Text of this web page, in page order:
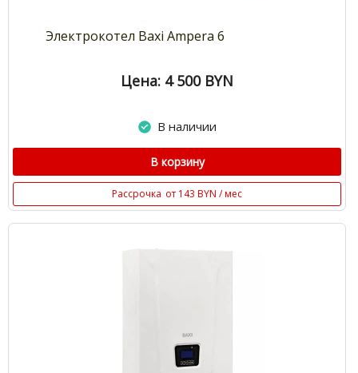
Электрокотел Baxi Ampera 6
Цена: 4 500 BYN
В наличии
В корзину
Рассрочка от 143 BYN / мес